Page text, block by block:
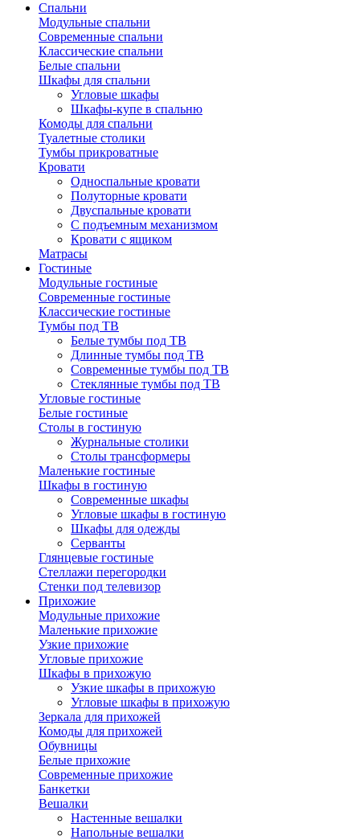
Спальни
Модульные спальни
Современные спальни
Классические спальни
Белые спальни
Шкафы для спальни
Угловые шкафы
Шкафы-купе в спальню
Комоды для спальни
Туалетные столики
Тумбы прикроватные
Кровати
Односпальные кровати
Полуторные кровати
Двуспальные кровати
С подъемным механизмом
Кровати с ящиком
Матрасы
Гостиные
Модульные гостиные
Современные гостиные
Классические гостиные
Тумбы под ТВ
Белые тумбы под ТВ
Длинные тумбы под ТВ
Современные тумбы под ТВ
Стеклянные тумбы под ТВ
Угловые гостиные
Белые гостиные
Столы в гостиную
Журнальные столики
Столы трансформеры
Маленькие гостиные
Шкафы в гостиную
Современные шкафы
Угловые шкафы в гостиную
Шкафы для одежды
Серванты
Глянцевые гостиные
Стеллажи перегородки
Стенки под телевизор
Прихожие
Модульные прихожие
Маленькие прихожие
Узкие прихожие
Угловые прихожие
Шкафы в прихожую
Узкие шкафы в прихожую
Угловые шкафы в прихожую
Зеркала для прихожей
Комоды для прихожей
Обувницы
Белые прихожие
Современные прихожие
Банкетки
Вешалки
Настенные вешалки
Напольные вешалки